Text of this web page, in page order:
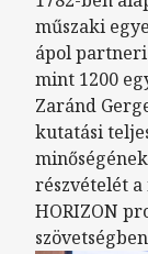
műszaki
ápol
mint 1200
Zaránd
kutatási
részvételét
HORIZON